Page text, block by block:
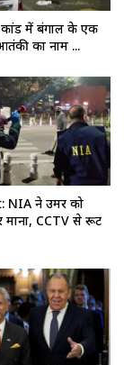
कांड में बंगाल के एक
का नाम ...
NIA ने उमर को
माना, CCTV से रूट